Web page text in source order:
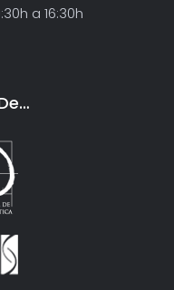
a 16:30h